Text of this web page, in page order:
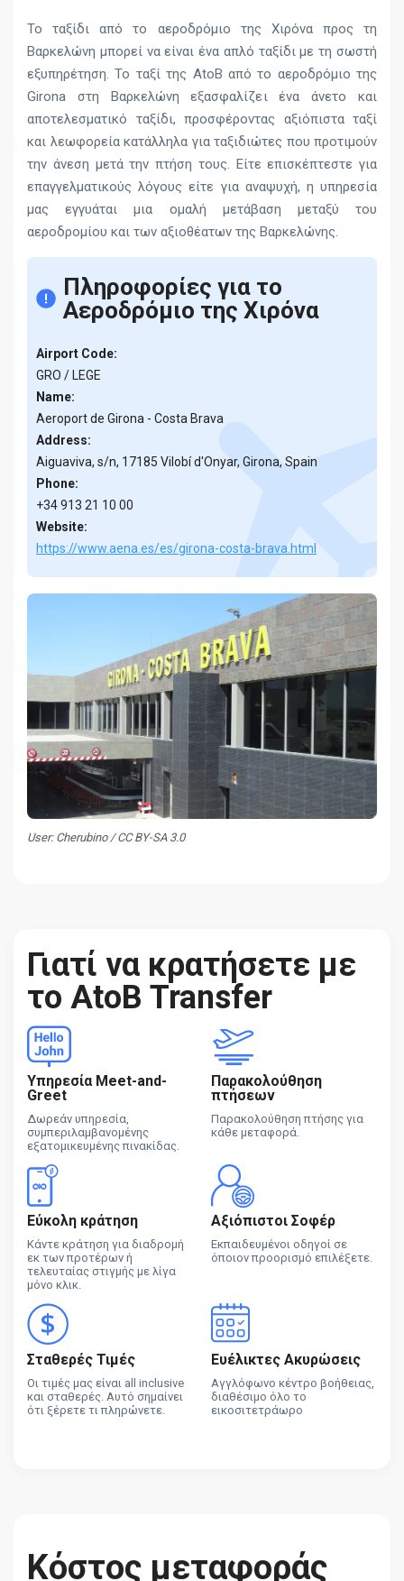
Το ταξίδι από το αεροδρόμιο της Χιρόνα προς τη
Βαρκελώνη μπορεί να είναι ένα απλό ταξίδι με τη σωστή
εξυπηρέτηση. Το ταξί της AtoB από το αεροδρόμιο της
Girona στη Βαρκελώνη εξασφαλίζει ένα άνετο και
αποτελεσματικό ταξίδι, προσφέροντας αξιόπιστα ταξί
και λεωφορεία κατάλληλα για ταξιδιώτες που προτιμούν
την άνεση μετά την πτήση τους. Είτε επισκέπτεστε για
επαγγελματικούς λόγους είτε για αναψυχή, η υπηρεσία
μας εγγυάται μια ομαλή μετάβαση μεταξύ του
αεροδρομίου και των αξιοθέατων της Βαρκελώνης.
Πληροφορίες για το
Αεροδρόμιο της Χιρόνα
Airport Code:
GRO / LEGE
Name:
Aeroport de Girona - Costa Brava
Address:
Aiguaviva, s/n, 17185 Vilobí d'Onyar, Girona, Spain
Phone:
+34 913 21 10 00
Website:
https://www.aena.es/es/girona-costa-brava.html
User: Cherubino / CC BY-SA 3.0
Γιατί να κρατήσετε με
το AtoB Transfer
Υπηρεσία Meet-and-
Greet
Δωρεάν υπηρεσία,
συμπεριλαμβανομένης
εξατομικευμένης πινακίδας.
Παρακολούθηση
πτήσεων
Παρακολούθηση πτήσης για
κάθε μεταφορά.
Εύκολη κράτηση
Κάντε κράτηση για διαδρομή
εκ των προτέρων ή
τελευταίας στιγμής με λίγα
μόνο κλικ.
Αξιόπιστοι Σοφέρ
Εκπαιδευμένοι οδηγοί σε
όποιον προορισμό επιλέξετε.
Σταθερές Τιμές
Οι τιμές μας είναι all inclusive
και σταθερές. Αυτό σημαίνει
ότι ξέρετε τι πληρώνετε.
Ευέλικτες Ακυρώσεις
Αγγλόφωνο κέντρο βοήθειας,
διαθέσιμο όλο το
εικοσιτετράωρο
Κόστος μεταφοράς